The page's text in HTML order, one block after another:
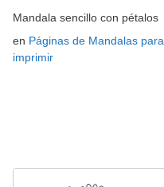
Mandala sencillo con pétalos
en Páginas de Mandalas para
imprimir